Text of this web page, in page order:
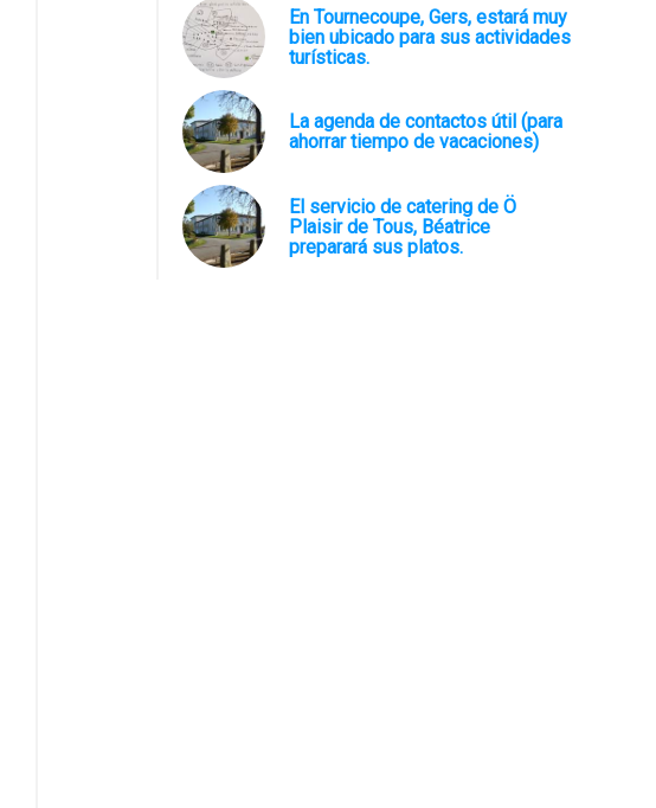
En Tournecoupe, Gers, estará muy
bien ubicado para sus actividades
turísticas.
La agenda de contactos útil (para
ahorrar tiempo de vacaciones)
El servicio de catering de Ö
Plaisir de Tous, Béatrice
preparará sus platos.